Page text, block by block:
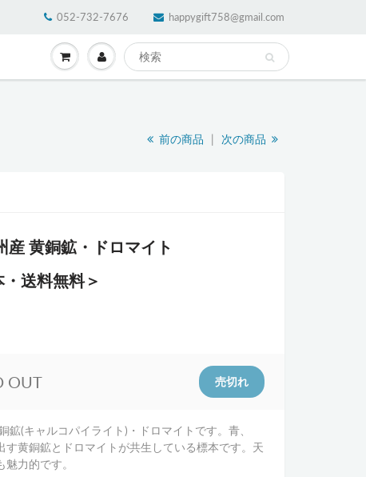
052-732-7676 happygift758@gmail.com
前の商品 | 次の商品
産 黄銅鉱・ドロマイト
送料無料＞
OUT
鉱(キャルコパイライト)・ドロマイトです。青、
す黄銅鉱とドロマイトが共生している標本です。天
力的です。